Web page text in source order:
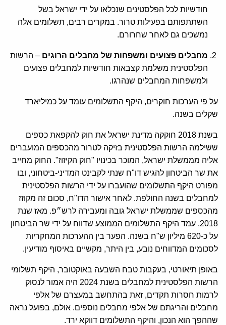
חודשיות לכל הפלסטינים שנכלאו על ידי ישראל בשל
השתתפותם בפעילות טרור. במקרים רבים, תשלומים אלה
נמשכים גם לאחר שחרורם.
מחבלים פצועים ומשפחות של מחבלים הרוגים – הרשות
הפלסטינית משלמת קצבאות חודשיות למחבלים פצועים
ולמשפחות המחבלים שנהרגו.
על פי הערכות חוקרים, היקף התשלומים עומד על כמיליארד
שקלים בשנה.
בשנת 2018 חוקקה מדינת ישראל את חוק להקפאת כספים
ששילמה הרשות הפלסטינית בזיקה לטרור מהכספים המועברים
אליה מממשלת ישראל, המוכר בכינויו "חוק הקיזוז". החוק מחייב
את שר הביטחון להגיש דו"ח שנתי לקבינט המדיני-ביטחוני, ובו
מפורט היקף התשלומים שהועברו על ידי הרשות הפלסטינית
למחבלים בשנה החולפת. לאחר אישור הדו"ח, סכום זה מקוזז
מהכספים שממשלת ישראל גובה ומעבירה לרש״פ. מאז שנת
2018, עמד היקף התשלומים הממוצע שדווח על ידי שר הביטחון
על כ-620 מיליון ש"ח בשנה. הפער בין ההערכות המחקריות
לסכומים המדווחים נובע, בין היתר, מקשיים באיסוף מודיעין.
באופן תיאורטי, בעקבות טבח השבעה באוקטובר, היקף תשלומי
הרשות הפלסטינית למחבלים בשנת 2024 היה אמור לנסוק
לרמות חסרות תקדים, זאת בהתחשב במעצרם של אלפי
מחבלים והריגתם של אלפי מחבלים נוספים. אולם, בפועל נראה
שההפך הוא הנכון, והיקף התשלומים דווקא ירד.